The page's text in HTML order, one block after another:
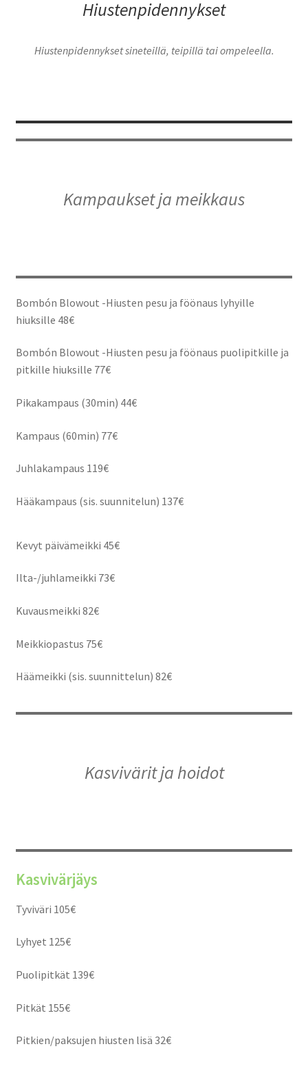
Hiustenpidennykset
Hiustenpidennykset sineteillä, teipillä tai ompeleella.
Kampaukset ja meikkaus
Bombón Blowout -Hiusten pesu ja föönaus lyhyille
hiuksille 48€
Bombón Blowout -Hiusten pesu ja föönaus puolipitkille ja
pitkille hiuksille 77€
Pikakampaus (30min) 44€
Kampaus (60min) 77€
Juhlakampaus 119€
Hääkampaus (sis. suunnitelun) 137€
Kevyt päivämeikki 45€
Ilta-/juhlameikki 73€
Kuvausmeikki 82€
Meikkiopastus 75€
Häämeikki (sis. suunnittelun) 82€
Kasvivärit ja hoidot
Kasvivärjäys
Tyviväri 105€
Lyhyet 125€
Puolipitkät 139€
Pitkät 155€
Pitkien/paksujen hiusten lisä 32€